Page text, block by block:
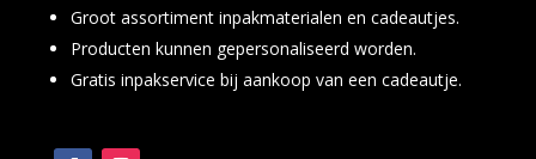
Groot assortiment inpakmaterialen en cadeautjes.
Producten kunnen gepersonaliseerd worden.
Gratis inpakservice bij aankoop van een cadeautje.